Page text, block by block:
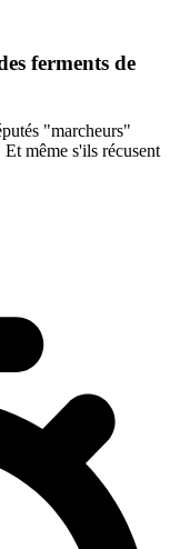
ferments de
"marcheurs"
même s'ils récusent